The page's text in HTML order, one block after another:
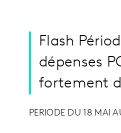
Flash
dépenses
fortement
PERIODE DU 18 MAI